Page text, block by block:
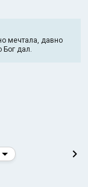
мечтала, давно
Бог дал.